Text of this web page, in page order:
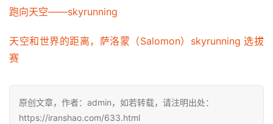
跑向天空——skyrunning
天空和世界的距离，萨洛蒙（Salomon）skyrunning 选拔
赛
原创文章，作者：admin，如若转载，请注明出处：
https://iranshao.com/633.html